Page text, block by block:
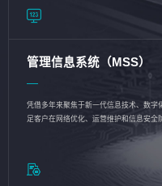
管理信息系统（MSS）
凭借多年来聚焦于新一代信息技术、数字
足客户在网络优化、运营维护和信息安